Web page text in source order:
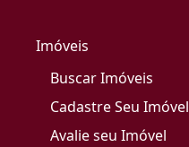
Imóveis
Buscar Imóveis
Cadastre Seu Imóvel
Avalie seu Imóvel